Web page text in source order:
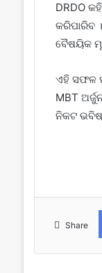
DRDO
କରିପାରିବ
ବୈଷୟିକ
ଏହି ସଫଳ
MBT
ନିକଟ
Share